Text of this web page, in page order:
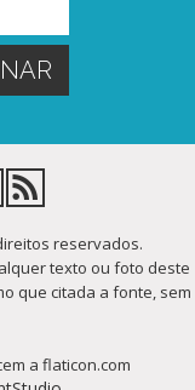
reservados.
texto ou foto deste
que citada a fonte, sem
a flaticon.com